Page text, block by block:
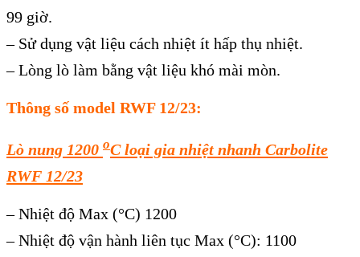
99 giờ.
– Sử dụng vật liệu cách nhiệt ít hấp thụ nhiệt.
– Lòng lò làm bằng vật liệu khó mài mòn.
Thông số model RWF 12/23:
Lò nung 1200 oC loại gia nhiệt nhanh Carbolite
RWF 12/23
– Nhiệt độ Max (°C) 1200
– Nhiệt độ vận hành liên tục Max (°C): 1100